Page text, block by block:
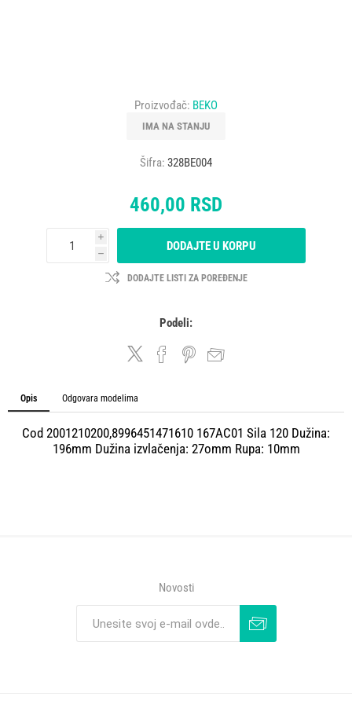
Proizvođač: BEKO
IMA NA STANJU
Šifra: 328BE004
460,00 RSD
i
h
DODAJTE U KORPU
DODAJTE LISTI ZA POREĐENJE
Podeli:
Opis Odgovara modelima
Cod 2001210200,8996451471610 167AC01 Sila 120 Dužina:
196mm Dužina izvlačenja: 27omm Rupa: 10mm
Novosti